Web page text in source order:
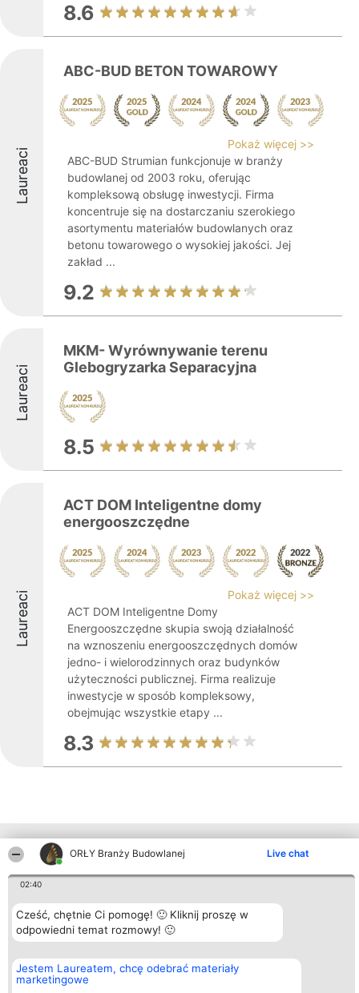
ORŁY Branży Budowlanej Live chat
02:40
Cześć, chętnie Ci pomogę! 🙂 Kliknij proszę w
odpowiedni temat rozmowy! 🙂
Jestem Laureatem, chcę odebrać materiały
marketingowe
8.6
Laureaci
ABC-BUD BETON TOWAROWY
Pokaż więcej >>
ABC-BUD Strumian funkcjonuje w branży
budowlanej od 2003 roku, oferując
kompleksową obsługę inwestycji. Firma
koncentruje się na dostarczaniu szerokiego
asortymentu materiałów budowlanych oraz
betonu towarowego o wysokiej jakości. Jej
zakład ...
9.2
Laureaci
MKM- Wyrównywanie terenu
Glebogryzarka Separacyjna
8.5
Laureaci
ACT DOM Inteligentne domy
energooszczędne
Pokaż więcej >>
ACT DOM Inteligentne Domy
Energooszczędne skupia swoją działalność
na wznoszeniu energooszczędnych domów
jedno- i wielorodzinnych oraz budynków
użyteczności publicznej. Firma realizuje
inwestycje w sposób kompleksowy,
obejmując wszystkie etapy ...
8.3
Inne firmy z województwa
Organizator plebiscytu
Bright Side Solutions sp. z o.
o. sp. k.
ul. Ruska 22
KRS 0000749100 | Regon
381313360 | NIP 8943132676
+48 508 492 400
Plebiscyt
Laureaci
Lista
wszystkich
Zasady
Regulamin
Kontakt
Kontakt